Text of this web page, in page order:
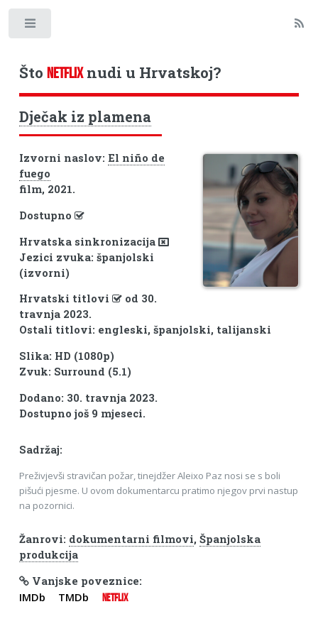
Što NETFLIXnudi u Hrvatskoj?
Dječak iz plamena
Izvorni naslov: El niño de
fuego
film, 2021.
Dostupno
Hrvatska sinkronizacija
Jezici zvuka: španjolski
(izvorni)
Hrvatski titlovi
od 30.
travnja 2023.
Ostali titlovi: engleski, španjolski, talijanski
Slika: HD (1080p)
Zvuk: Surround (5.1)
Dodano: 30. travnja 2023.
Dostupno još 9 mjeseci.
Sadržaj:
Preživjevši stravičan požar, tinejdžer Aleixo Paz nosi se s boli
pišući pjesme. U ovom dokumentarcu pratimo njegov prvi nastup
na pozornici.
Žanrovi: dokumentarni filmovi, Španjolska
produkcija
Vanjske poveznice:
IMDb TMDb NETFLIX